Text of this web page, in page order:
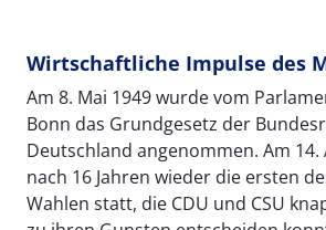
Wirtschaftliche Impulse des
Am 8. Mai 1949 wurde vom
Bonn das Grundgesetz der
Deutschland angenommen. Am
nach 16 Jahren wieder die ersten
Wahlen statt, die CDU und CSU